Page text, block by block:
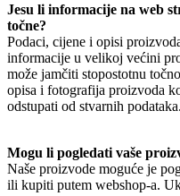
Jesu li informacije na web
točne?
Podaci, cijene i opisi
informacije u velikoj većini
može jamčiti stopostotnu
opisa i fotografija proizvoda
odstupati od stvarnih podataka.
Mogu li pogledati vaše
Naše proizvode moguće je
ili kupiti putem webshop-a.